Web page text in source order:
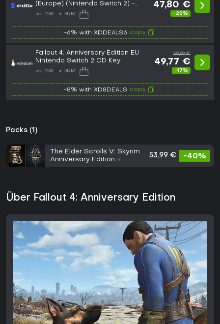
(Europe) (Nintendo Switch 2) -
Nintendo - Digital Key
vor 2W DRM:
47,80 €
-20%
-6% with XDDEALS6 copy
Fallout 4: Anniversary Edition EU
Nintendo Switch 2 CD Key
vor 2W DRM:
59,99 €
49,77 €
-17%
-8% with XD8DEALS copy
Packs (1)
The Elder Scrolls V: Skyrim
Anniversary Edition +
53,99 € -40%
Über Fallout 4: Anniversary Edition